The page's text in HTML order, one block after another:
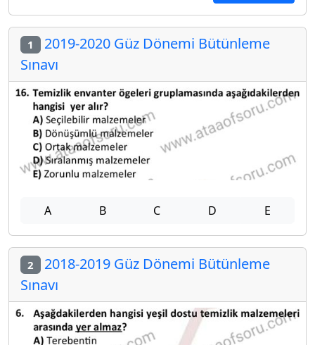
1 2019-2020 Güz Dönemi Bütünleme
Sınavı
A B C D E
2 2018-2019 Güz Dönemi Bütünleme
Sınavı